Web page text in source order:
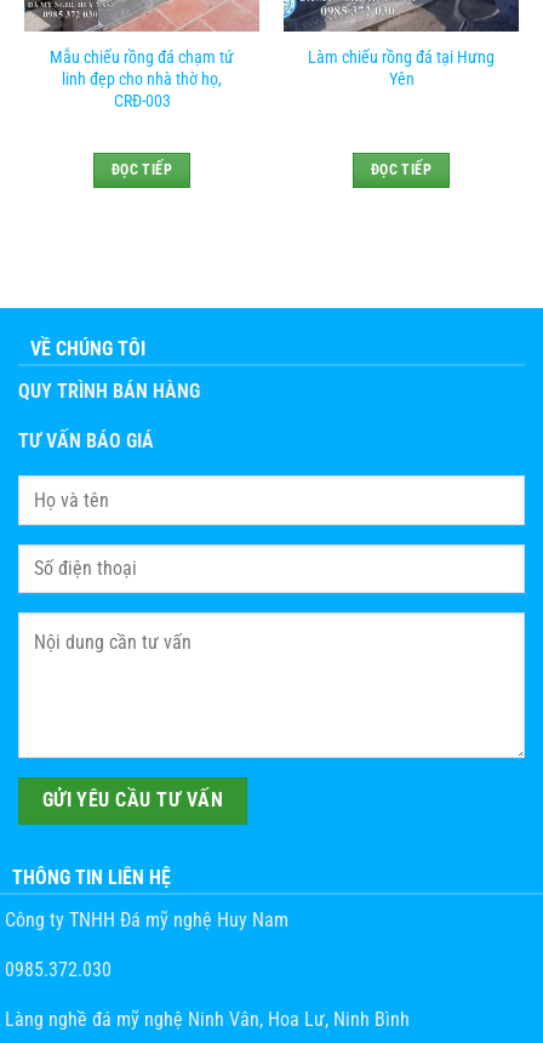
Mẫu chiếu rồng đá chạm tứ
linh đẹp cho nhà thờ họ,
CRĐ-003
ĐỌC TIẾP
Làm chiếu rồng đá tại Hưng
Yên
ĐỌC TIẾP
VỀ CHÚNG TÔI
QUY TRÌNH BÁN HÀNG
TƯ VẤN BÁO GIÁ
THÔNG TIN LIÊN HỆ
Công ty TNHH Đá mỹ nghệ Huy Nam
0985.372.030
Làng nghề đá mỹ nghệ Ninh Vân, Hoa Lư, Ninh Bình